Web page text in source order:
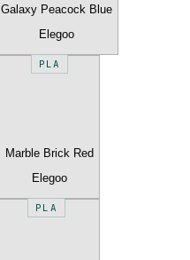
Galaxy Peacock Blue
Elegoo
PLA
Marble Brick Red
Elegoo
PLA